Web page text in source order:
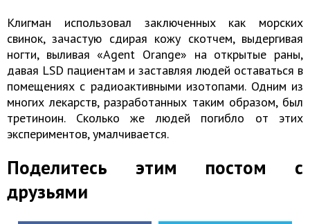
Клигман использовал заключенных как морских
свинок, зачастую сдирая кожу скотчем, выдергивая
ногти, выливая «Agent Orange» на открытые раны,
давая LSD пациентам и заставляя людей оставаться в
помещениях с радиоактивными изотопами. Одним из
многих лекарств, разработанных таким образом, был
третиноин. Сколько же людей погибло от этих
экспериментов, умалчивается.
Поделитесь этим постом с
друзьями